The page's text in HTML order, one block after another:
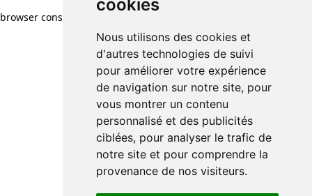
cookies
Nous utilisons des cookies et
d'autres technologies de suivi
pour améliorer votre expérience
de navigation sur notre site, pour
vous montrer un contenu
personnalisé et des publicités
ciblées, pour analyser le trafic de
notre site et pour comprendre la
provenance de nos visiteurs.
browser console for more information)